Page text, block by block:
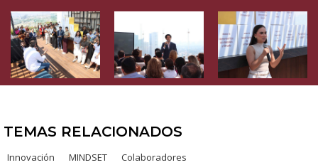
TEMAS RELACIONADOS
Innovación MINDSET Colaboradores